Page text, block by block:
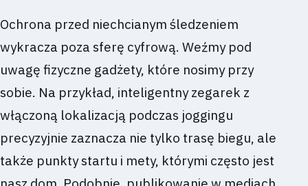
Ochrona przed niechcianym śledzeniem
wykracza poza sferę cyfrową. Weźmy pod
uwagę fizyczne gadżety, które nosimy przy
sobie. Na przykład, inteligentny zegarek z
włączoną lokalizacją podczas joggingu
precyzyjnie zaznacza nie tylko trasę biegu, ale
także punkty startu i mety, którymi często jest